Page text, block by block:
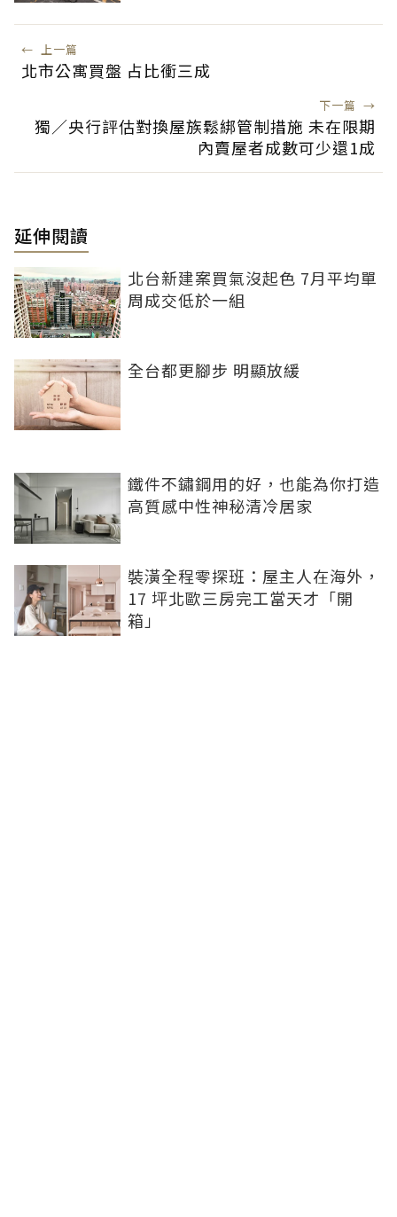
← 上一篇
北市公寓買盤 占比衝三成
下一篇 →
獨／央行評估對換屋族鬆綁管制措施 未在限期
內賣屋者成數可少還1成
延伸閱讀
北台新建案買氣沒起色 7月平均單
周成交低於一組
全台都更腳步 明顯放緩
鐵件不鏽鋼用的好，也能為你打造
高質感中性神秘清冷居家
裝潢全程零探班：屋主人在海外，
17 坪北歐三房完工當天才「開
箱」